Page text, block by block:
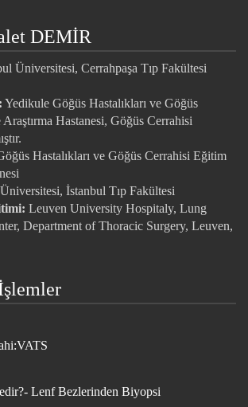
DEMİR
Üniversitesi, Cerrahpaşa Tıp Fakültesi
Yedikule Göğüs Hastalıkları ve Göğüs
Hastanesi, Göğüs Cerrahisi
Hastalıkları ve Göğüs Cerrahisi Eğitim
İstanbul Tıp Fakültesi
Leuven University Hospitaly, Lung
Department of Thoracic Surgery, Leuven,
Lenf Bezlerinden Biyopsi